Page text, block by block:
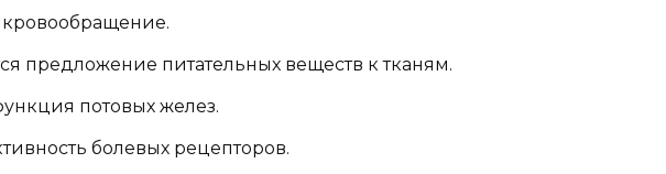
кровообращение.
предложение питательных веществ к тканям.
потовых желез.
болевых рецепторов.